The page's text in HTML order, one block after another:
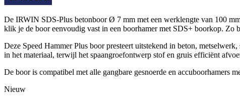
De IRWIN SDS-Plus betonboor Ø 7 mm met een werklengte van 100
klik je de boor eenvoudig vast in een boorhamer met SDS+ boorkop.
Deze Speed Hammer Plus boor presteert uitstekend in beton,
in het materiaal, terwijl het spaangroefontwerp stof en gruis efficiënt
De boor is compatibel met alle gangbare gesnoerde en accuboorhamers
Nieuw